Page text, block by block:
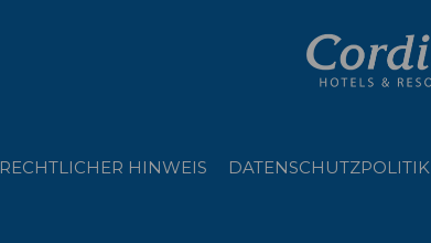
RECHTLICHER HINWEIS DATENSCHUTZPOLITIK